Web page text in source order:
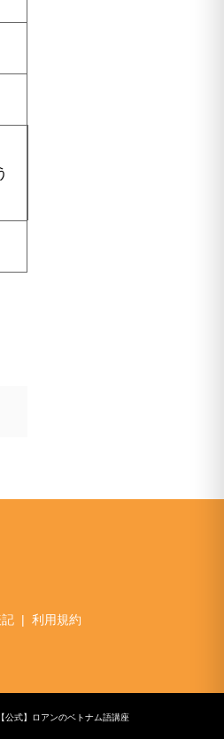
利用規約
公式】ロアンのベトナム語講座